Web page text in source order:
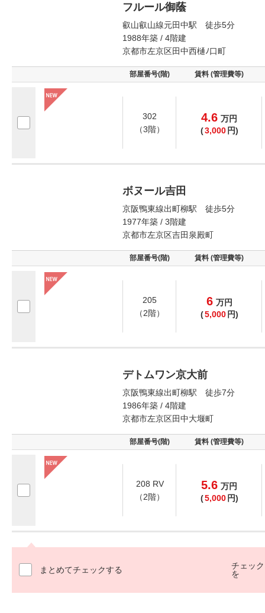
フルール御蔭
叡山叡山線元田中駅 徒歩5分
1988年築 / 4階建
京都市左京区田中西樋ﾉ口町
部屋番号(階) 賃料 (管理費等)
302
（3階）
4.6 万円
(3,000 円)
ボヌール吉田
京阪鴨東線出町柳駅 徒歩5分
1977年築 / 3階建
京都市左京区吉田泉殿町
部屋番号(階) 賃料 (管理費等)
205
（2階）
6 万円
(5,000 円)
デトムワン京大前
京阪鴨東線出町柳駅 徒歩7分
1986年築 / 4階建
京都市左京区田中大堰町
部屋番号(階) 賃料 (管理費等)
208 RV
（2階）
5.6 万円
(5,000 円)
まとめてチェックする
チェッ
を